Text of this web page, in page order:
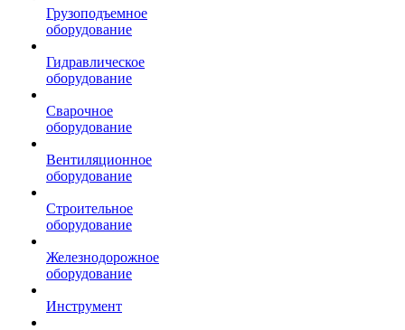
Грузоподъемное
оборудование
Гидравлическое
оборудование
Сварочное
оборудование
Вентиляционное
оборудование
Строительное
оборудование
Железнодорожное
оборудование
Инструмент